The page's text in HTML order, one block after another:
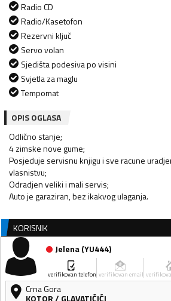
Radio CD
Radio/Kasetofon
Rezervni ključ
Servo volan
Sjedišta podesiva po visini
Svjetla za maglu
Tempomat
OPIS OGLASA
Odlično stanje;
4 zimske nove gume;
Posjeduje servisnu knjigu i sve racune
vlasnistvu;
Odradjen veliki i mali servis;
Auto je garaziran, bez ikakvog ulaganja.
KORISNIK
Jelena(YU444)
verifikovan telefon verifikovan email
Crna Gora